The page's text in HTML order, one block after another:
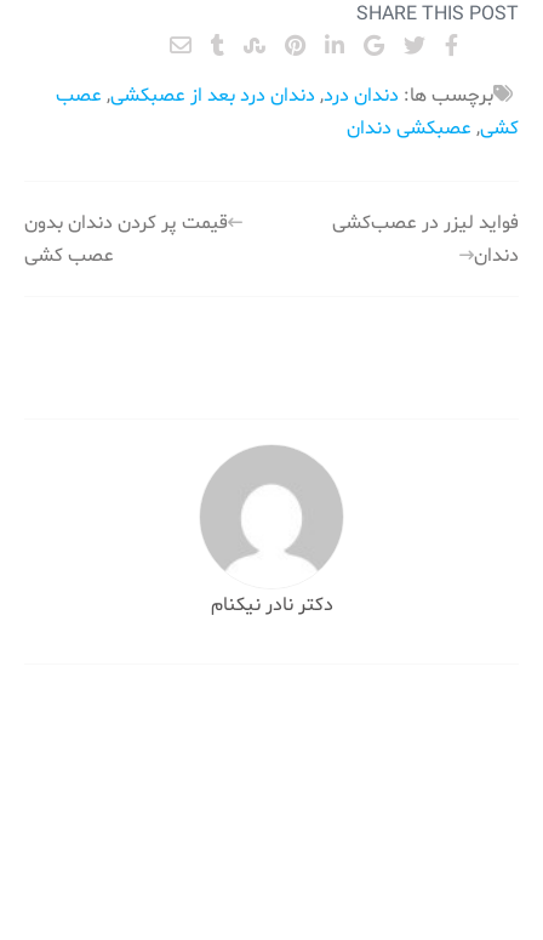
SHARE THIS POST
برچسب ها: دندان درد, دندان درد بعد از عصبکشی, عصب
کشی, عصبکشی دندان
راهبری
قیمت پر کردن دندان بدون
عصب کشی
فواید لیزر در عصب‌کشی
دندان
دکتر نادر نیکنام